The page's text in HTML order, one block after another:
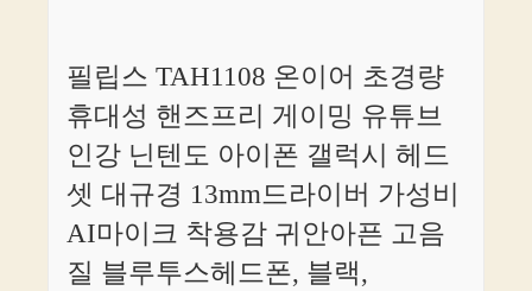
필립스 TAH1108 온이어 초경량
휴대성 핸즈프리 게이밍 유튜브
인강 닌텐도 아이폰 갤럭시 헤드
셋 대규경 13mm드라이버 가성비
AI마이크 착용감 귀안아픈 고음
질 블루투스헤드폰, 블랙,